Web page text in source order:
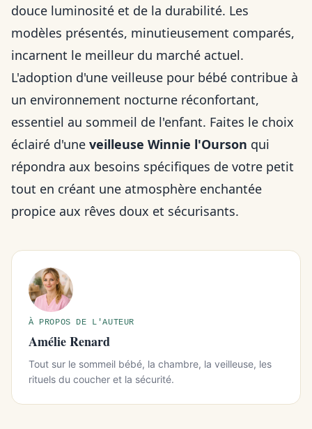
douce luminosité et de la durabilité. Les
modèles présentés, minutieusement comparés,
incarnent le meilleur du marché actuel.
L'adoption d'une veilleuse pour bébé contribue à
un environnement nocturne réconfortant,
essentiel au sommeil de l'enfant. Faites le choix
éclairé d'une veilleuse Winnie l'Ourson qui
répondra aux besoins spécifiques de votre petit
tout en créant une atmosphère enchantée
propice aux rêves doux et sécurisants.
À PROPOS DE L'AUTEUR
Amélie Renard
Tout sur le sommeil bébé, la chambre, la veilleuse, les
rituels du coucher et la sécurité.